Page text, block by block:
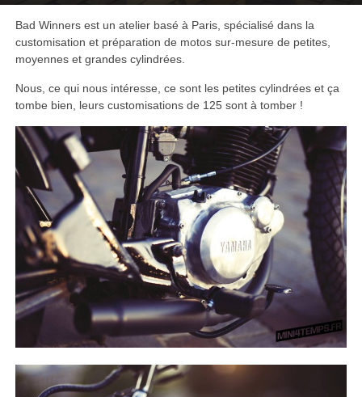
Bad Winners est un atelier basé à Paris, spécialisé dans la
customisation et préparation de motos sur-mesure de petites,
moyennes et grandes cylindrées.
Nous, ce qui nous intéresse, ce sont les petites cylindrées et ça
tombe bien, leurs customisations de 125 sont à tomber !